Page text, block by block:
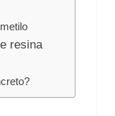
resina